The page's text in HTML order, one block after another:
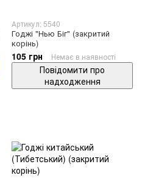
Артикул: 5540
Годжі "Нью Біг" (закритий
корінь)
105 грн Немає в наявності
Повідомити про
надходження